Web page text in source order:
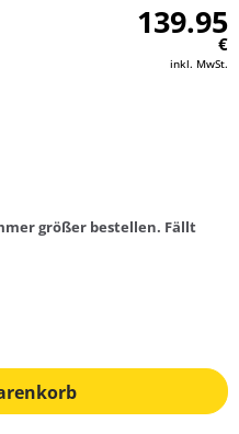
139.95
€
inkl. MwSt.
größer bestellen. Fällt